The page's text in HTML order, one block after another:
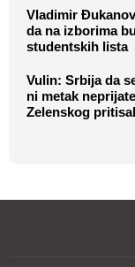
Vladimir
da na izborima
studentskih lista
Vulin: Srbija da
ni metak
Zelenskog